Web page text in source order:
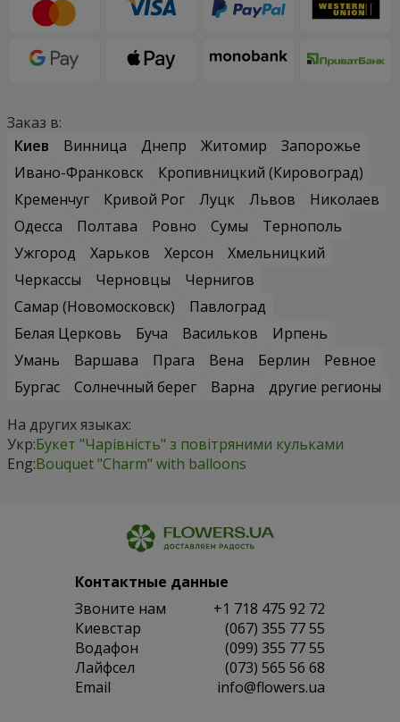
Заказ в:
Киев
Винница Днепр Житомир
Запорожье
Ивано-Франковск
Кропивницкий (Кировоград)
Кременчуг
Кривой Рог Луцк Львов
Николаев
Одесса
Полтава Ровно Сумы
Тернополь
Ужгород
Харьков Херсон
Хмельницкий
Черкассы
Черновцы
Чернигов
Самар (Новомосковск)
Павлоград
Белая Церковь
Буча Васильков
Ирпень
Умань
Варшава Прага Вена Берлин
Ревное
Бургас
Солнечный берег Варна
другие регионы
На других языках:
Укр:Букет "Чарівність" з повітряними кульками
Eng:Bouquet "Charm" with balloons
Контактные данные
Звоните нам
+1 718 475 92 72
Киевстар
(067) 355 77 55
Водафон
(099) 355 77 55
Лайфсел
(073) 565 56 68
Email
info@flowers.ua